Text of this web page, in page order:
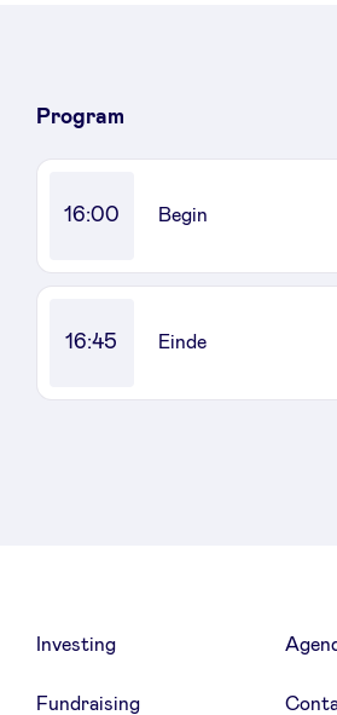
nl
Program
16:00 Begin
16:45 Einde
Investing
Fundraising